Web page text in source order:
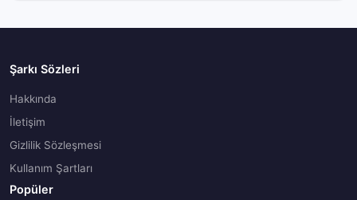
Şarkı Sözleri
Hakkında
İletişim
Gizlilik Sözleşmesi
Kullanım Şartları
Popüler